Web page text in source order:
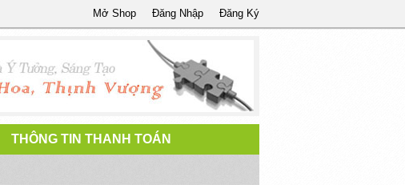
Đăng Ký
Đăng Nhập
Mở Shop
THÔNG TIN THANH TOÁN